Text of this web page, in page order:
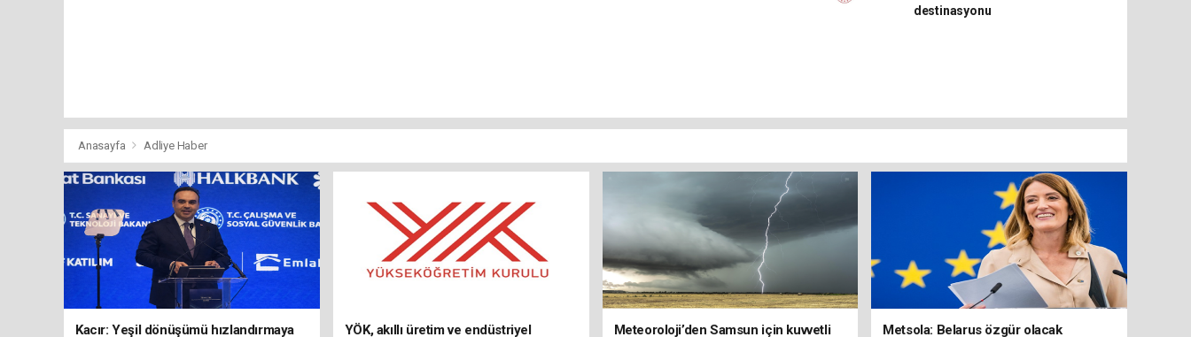
destinasyonu
Anasayfa Adliye Haber
Kacır: Yeşil dönüşümü hızlandırmaya
YÖK, akıllı üretim ve endüstriyel
Meteoroloji’den Samsun için kuvvetli
Metsola: Belarus özgür olacak